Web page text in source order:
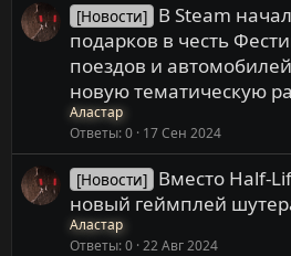
[Новости] В Steam
подарков в честь
поездов и
новую тематическую
Аластар
Ответы 0 17 Сен 2024
[Новости] Вместо Half-
новый геймплей
Аластар
Ответы 0 22 Авг 2024